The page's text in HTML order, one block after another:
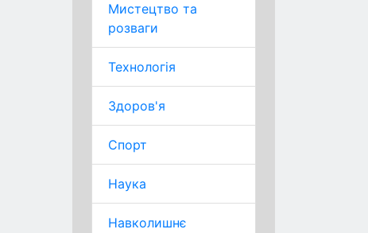
Мистецтво та
розваги
Технологія
Здоров'я
Спорт
Наука
Навколишнє